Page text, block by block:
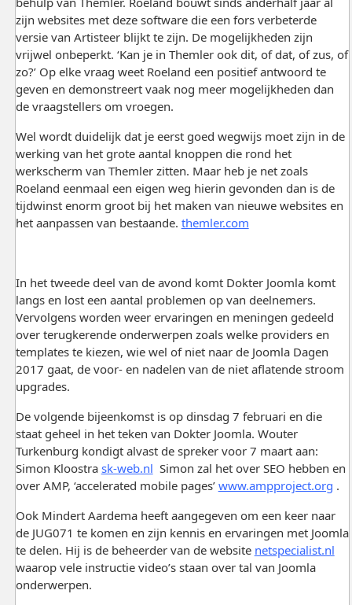
zijn websites met deze software die een fors verbeterde
versie van Artisteer blijkt te zijn. De mogelijkheden zijn
vrijwel onbeperkt. ‘Kan je in Themler ook dit, of dat, of zus, of
zo?’ Op elke vraag weet Roeland een positief antwoord te
geven en demonstreert vaak nog meer mogelijkheden dan
de vraagstellers om vroegen.
Wel wordt duidelijk dat je eerst goed wegwijs moet zijn in de
werking van het grote aantal knoppen die rond het
werkscherm van Themler zitten. Maar heb je net zoals
Roeland eenmaal een eigen weg hierin gevonden dan is de
tijdwinst enorm groot bij het maken van nieuwe websites en
het aanpassen van bestaande. themler.com
In het tweede deel van de avond komt Dokter Joomla komt
langs en lost een aantal problemen op van deelnemers.
Vervolgens worden weer ervaringen en meningen gedeeld
over terugkerende onderwerpen zoals welke providers en
templates te kiezen, wie wel of niet naar de Joomla Dagen
2017 gaat, de voor- en nadelen van de niet aflatende stroom
upgrades.
De volgende bijeenkomst is op dinsdag 7 februari en die
staat geheel in het teken van Dokter Joomla. Wouter
Turkenburg kondigt alvast de spreker voor 7 maart aan:
Simon Kloostra sk-web.nl Simon zal het over SEO hebben en
over AMP, ‘accelerated mobile pages’ www.ampproject.org .
Ook Mindert Aardema heeft aangegeven om een keer naar
de JUG071 te komen en zijn kennis en ervaringen met Joomla
te delen. Hij is de beheerder van de website netspecialist.nl
waarop vele instructie video’s staan over tal van Joomla
onderwerpen.